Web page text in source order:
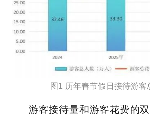
图1 历年春节假日接待游客
游客接待量和游客花费的